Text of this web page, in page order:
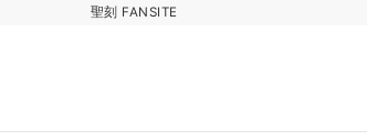
聖刻 FANSITE